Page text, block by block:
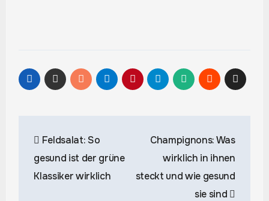
Feldsalat: So
gesund ist der grüne
Klassiker wirklich
Champignons: Was
wirklich in ihnen
steckt und wie gesund
sie sind